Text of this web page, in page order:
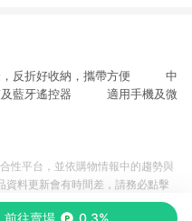
反折好收納，攜帶方便 中
藍牙遙控器 適用手機及微
前往賣場 0.3%
性平台，並依購物情報中的趨勢與
資料更新會有時間差，請務必點擊
條件，一切資訊以合作廠商網頁為